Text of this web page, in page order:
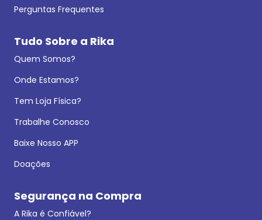
Perguntas Frequentes
Tudo Sobre a Rika
Quem Somos?
Onde Estamos?
Tem Loja Física?
Trabalhe Conosco
Baixe Nosso APP
Doações
Segurança na Compra
A Rika é Confiável?